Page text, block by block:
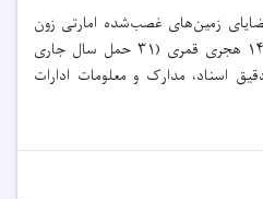
زمین‌های غصب‌شده امارتی زون
هجری قمری (۳۱ حمل سال جاری
مدارک و معلومات ادارات